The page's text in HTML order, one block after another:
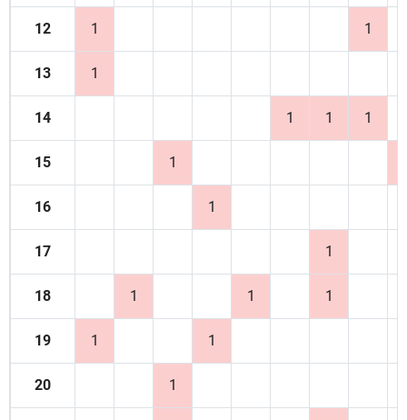
12 1 1
13 1
14 1 1 1
15 1
16 1
17 1
18 1 1 1
19 1 1
20 1